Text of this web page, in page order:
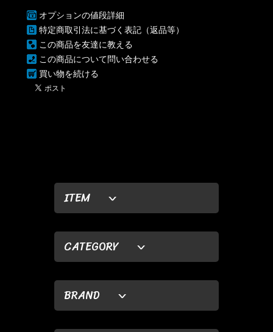
ITEM
CATEGORY
BRAND
オプションの値段詳細
特定商取引法に基づく表記（返品等）
この商品を友達に教える
この商品について問い合わせる
買い物を続ける